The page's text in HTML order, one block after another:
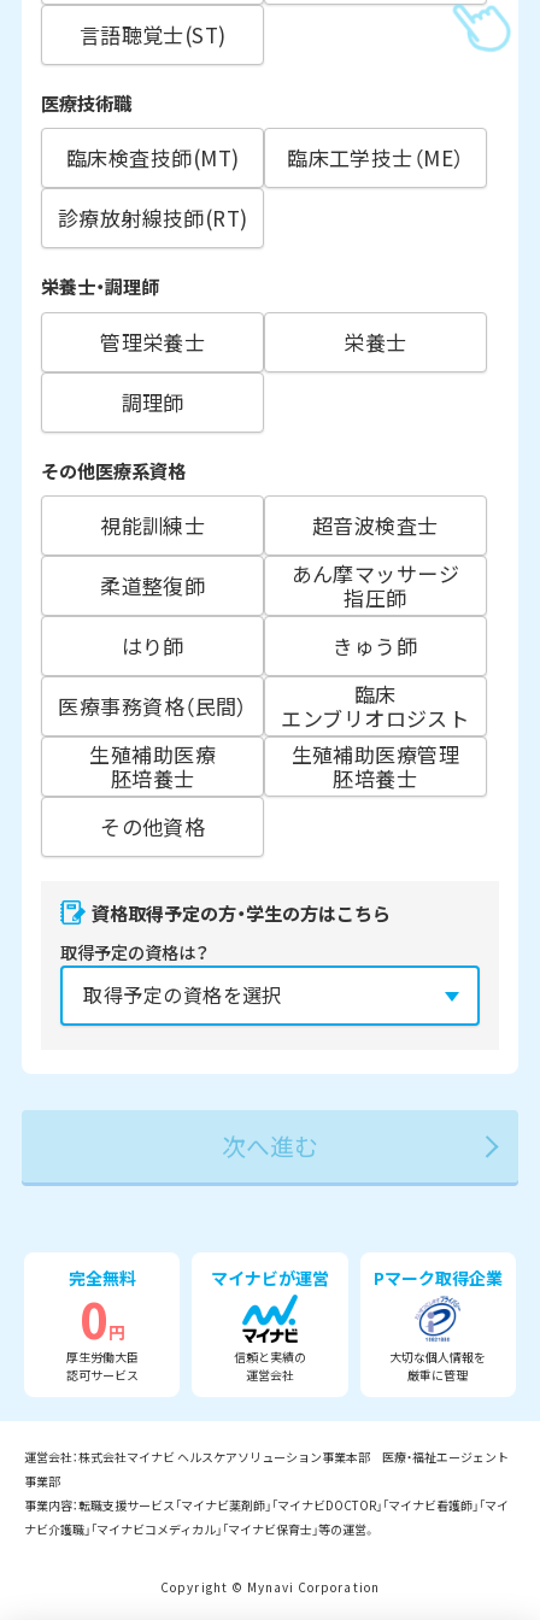
言語聴覚士(ST)
医療技術職
臨床検査技師(MT)
臨床工学技士（ME）
診療放射線技師(RT)
栄養士・調理師
管理栄養士
栄養士
調理師
その他医療系資格
視能訓練士
超音波検査士
柔道整復師
あん摩マッサージ
指圧師
はり師
きゅう師
医療事務資格（民間）
臨床
エンブリオロジスト
生殖補助医療
胚培養士
生殖補助医療管理
胚培養士
その他資格
資格取得予定の方・学生の方はこちら
取得予定の資格は？
2027年 2028年 2029年 3月
完全無料
0円
厚生労働大臣
認可サービス
マイナビが運営
信頼と実績の
運営会社
Pマーク取得企業
大切な個人情報を
厳重に管理
運営会社：株式会社マイナビ ヘルスケアソリューション事業本部 医療・福祉エージェント
事業部
事業内容：転職支援サービス「マイナビ薬剤師」「マイナビDOCTOR」「マイナビ看護師」「マイ
ナビ介護職」「マイナビコメディカル」「マイナビ保育士」等の運営。
Copyright © Mynavi Corporation